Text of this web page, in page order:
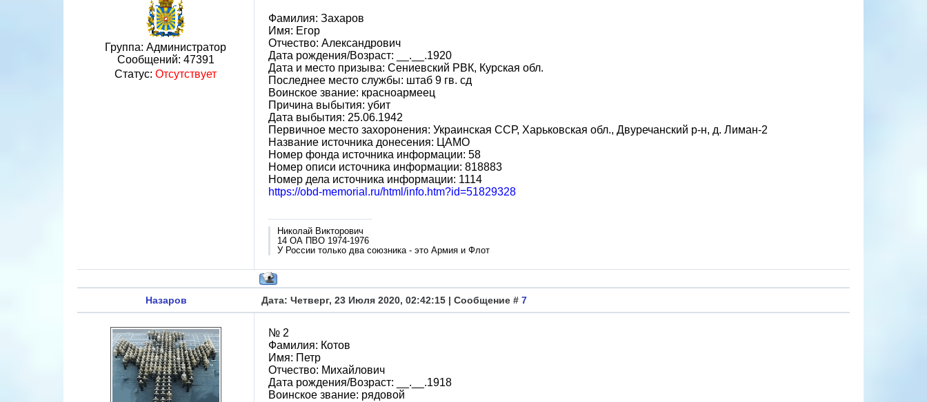
Группа: Администратор
Сообщений: 47391
Статус: Отсутствует
Фамилия: Захаров
Имя: Егор
Отчество: Александрович
Дата рождения/Возраст: __.__.1920
Дата и место призыва: Сениевский РВК, Курская обл.
Последнее место службы: штаб 9 гв. сд
Воинское звание: красноармеец
Причина выбытия: убит
Дата выбытия: 25.06.1942
Первичное место захоронения: Украинская ССР, Харьковская обл., Двуречанский р-н, д. Лиман-2
Название источника донесения: ЦАМО
Номер фонда источника информации: 58
Номер описи источника информации: 818883
Номер дела источника информации: 1114
https://obd-memorial.ru/html/info.htm?id=51829328
Николай Викторович
14 ОА ПВО 1974-1976
У России только два союзника - это Армия и Флот
Назаров Дата: Четверг, 23 Июля 2020, 02:42:15 | Сообщение # 7
№ 2
Фамилия: Котов
Имя: Петр
Отчество: Михайлович
Дата рождения/Возраст: __.__.1918
Воинское звание: рядовой